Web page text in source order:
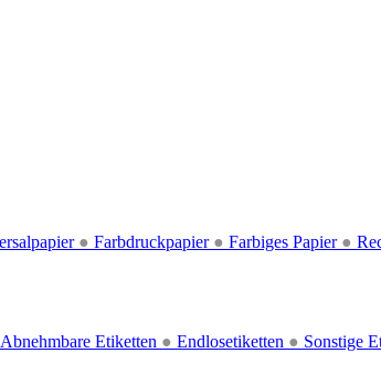
● Farbdruckpapier ● Farbiges Papier ●
Abnehmbare Etiketten ● Endlosetiketten ● Sonstige